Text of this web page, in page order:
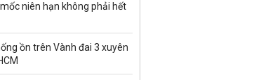
niên hạn không phải hết
ồn trên Vành đai 3 xuyên